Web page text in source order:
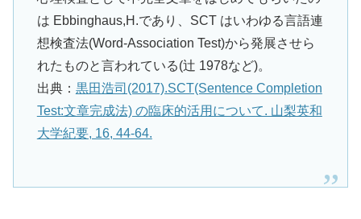
は Ebbinghaus,H.であり、SCT はいわゆる言語連
想検査法(Word-Association Test)から発展させら
れたものと言われている(辻 1978など)。
出典： 黒田浩司(2017).SCT(Sentence Completion
Test:文章完成法) の臨床的活用について. 山梨英和
大学紀要, 16, 44-64.